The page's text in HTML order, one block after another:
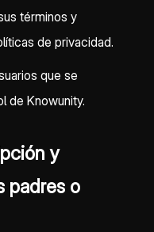
términos y
de privacidad.
que se
de Knowunity.
y
padres o